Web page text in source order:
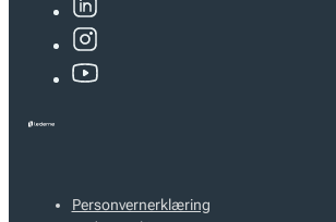
Personvernerklæring